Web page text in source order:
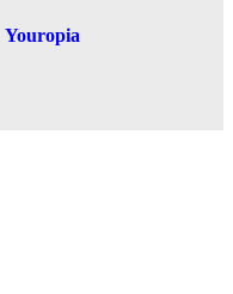
Youropia